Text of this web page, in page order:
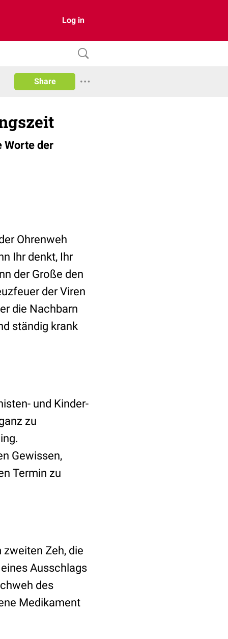
Log in
Share
Worte der
Ohrenweh
Ihr denkt, Ihr
der Große den
der Viren
die Nachbarn
ständig krank
und Kinder-
zu
Gewissen,
Termin zu
Zeh, die
Ausschlags
des
Medikament